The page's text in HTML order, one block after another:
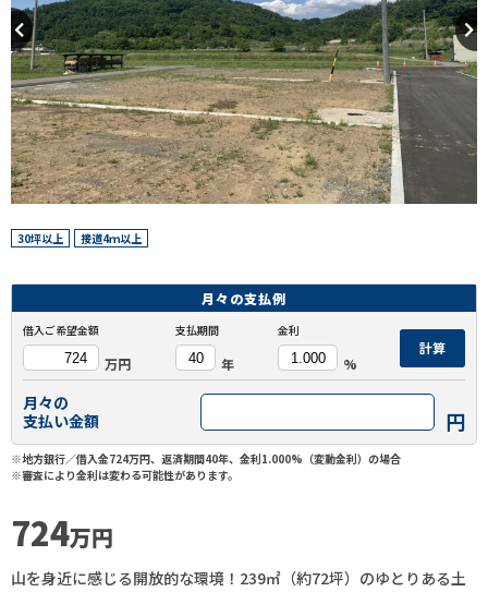
30坪以上 接道4ｍ以上
月々の支払例
借入ご希望金額
万円
支払期間
年
金利
%
計算
月々の
支払い金額
円
※地方銀行／借入金724万円、返済期間40年、金利1.000%（変動金利）の場合
※審査により金利は変わる可能性があります。
724万円
山を身近に感じる開放的な環境！239㎡（約72坪）のゆとりある土